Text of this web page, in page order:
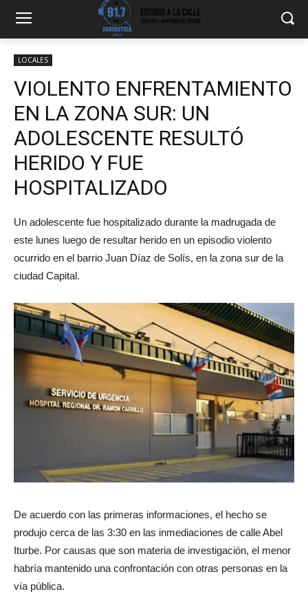
LOCALES
VIOLENTO ENFRENTAMIENTO
EN LA ZONA SUR: UN
ADOLESCENTE RESULTÓ
HERIDO Y FUE
HOSPITALIZADO
Un adolescente fue hospitalizado durante la madrugada de
este lunes luego de resultar herido en un episodio violento
ocurrido en el barrio Juan Díaz de Solís, en la zona sur de la
ciudad Capital.
De acuerdo con las primeras informaciones, el hecho se
produjo cerca de las 3:30 en las inmediaciones de calle Abel
Iturbe. Por causas que son materia de investigación, el menor
habría mantenido una confrontación con otras personas en la
vía pública.